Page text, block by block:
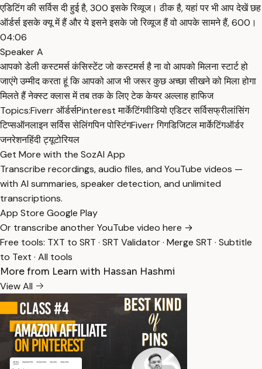
एडिटिंग की सर्विस दी हुई है, 300 इसके रिव्यूज। ठीक है, यहां पर भी आप देखें छह
ऑर्डर्स इसके क्यू में हैं और ये इसने इसके जो रिव्यूज हैं वो आपके सामने हैं, 600।
04:06
Speaker A
आपको डेली कस्टमर्स कंसिस्टेंट जो कस्टमर्स है ना वो आपको मिलना स्टार्ट हो
जाएंगे उम्मीद करता हूं कि आपको आज भी जरूर कुछ अच्छा सीखने को मिला होगा
मिलते हैं नेक्स्ट क्लास में तब तक के लिए टेक केयर अल्लाह हाफिज
Topics:Fiverr ऑर्डर्सPinterest मार्केटिंगवीडियो एडिटर सर्विसफ्रीलांसिंग
टिप्सऑनलाइन सर्विस सेलिंगपिन पोस्टिंगFiverr गिगडिजिटल मार्केटिंगऑर्डर
जनरेशनहिंदी ट्यूटोरियल
Get More with the SozAI App
Transcribe recordings, audio files, and YouTube videos —
with AI summaries, speaker detection, and unlimited
transcriptions.
App Store Google Play
Or transcribe another YouTube video here →
Free tools: TXT to SRT · SRT Validator· Merge SRT · Subtitle
to Text · All tools
More from Learn with Hassan Hashmi
View All